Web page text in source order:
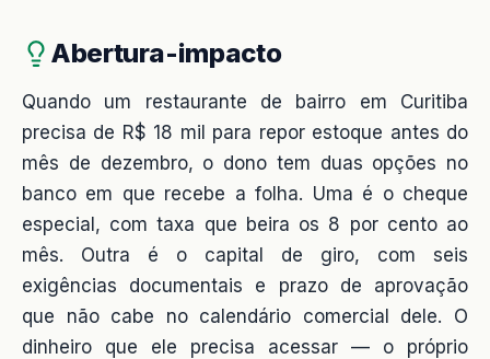
Abertura-impacto
Quando um restaurante de bairro em Curitiba
precisa de R$ 18 mil para repor estoque antes do
mês de dezembro, o dono tem duas opções no
banco em que recebe a folha. Uma é o cheque
especial, com taxa que beira os 8 por cento ao
mês. Outra é o capital de giro, com seis
exigências documentais e prazo de aprovação
que não cabe no calendário comercial dele. O
dinheiro que ele precisa acessar — o próprio